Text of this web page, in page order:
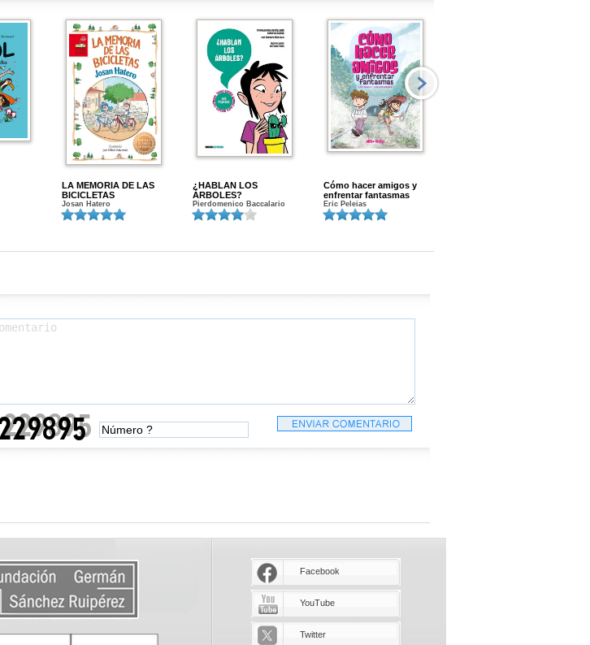
LA MEMORIA DE LAS
BICICLETAS
Josan Hatero
¿HABLAN LOS
ÁRBOLES?
Pierdomenico Baccalario
Cómo hacer amigos y
enfrentar fantasmas
Eric Peleias
Facebook
YouTube
Twitter